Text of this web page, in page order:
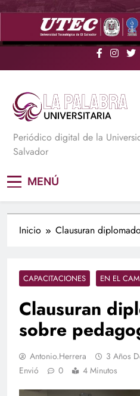
Saltar
La Palabra
Periódico digital de la
Salvador
MENÚ
Inicio Clausuran
CAPACITACIONES EN EL
Clausuran
sobre
Antonio.herrera
3 Años
Envió
0 4 Minutos